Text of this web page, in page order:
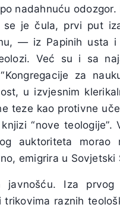
nadahnuću odozgor.
se je čula, prvi put
— iz Papinih usta i
Već su i sa
za
u izvjesnim
teze kao protivne
“nove teologije”.
auktoriteta morao
emigrira u Sovjetski
Iza prvog
raznih